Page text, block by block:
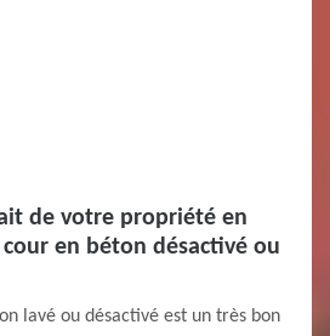
de votre propriété en
en béton désactivé ou
lavé ou désactivé est un très bon